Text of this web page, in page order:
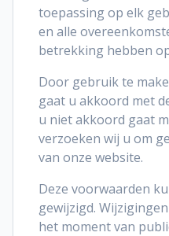
toepassing op elk
en alle
betrekking hebben
Door gebruik te
gaat u akkoord met
u niet akkoord gaat
verzoeken wij u om
van onze website.
Deze voorwaarden
gewijzigd.
het moment van